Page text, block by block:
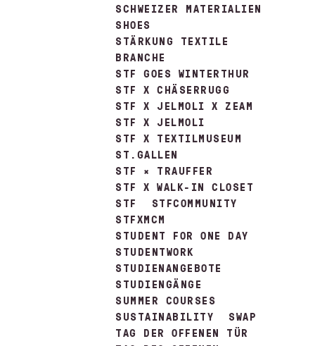
SCHWEIZER MATERIALIEN
SHOES
STÄRKUNG TEXTILE
BRANCHE
STF GOES WINTERTHUR
STF X CHÄSERRUGG
STF X JELMOLI X ZEAM
STF X JELMOLI
STF X TEXTILMUSEUM
ST.GALLEN
STF × TRAUFFER
STF X WALK-IN CLOSET
STF
STFCOMMUNITY
STFXMCM
STUDENT FOR ONE DAY
STUDENTWORK
STUDIENANGEBOTE
STUDIENGÄNGE
SUMMER COURSES
SUSTAINABILITY
SWAP
TAG DER OFFENEN TÜR